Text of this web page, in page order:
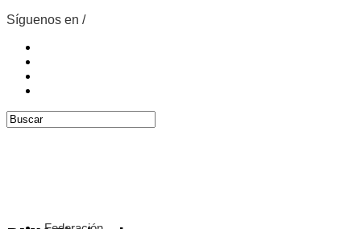
Síguenos en /